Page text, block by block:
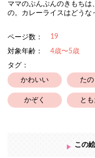
ママのぷんぷんのきもち
の。カレーライスはどうな
ページ数： 19
対象年齢：
4歳〜5歳
タグ：
かわいい た
かぞく と
この